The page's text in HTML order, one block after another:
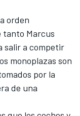
orden
tanto Marcus
salir a competir
monoplazas son
por la
de una